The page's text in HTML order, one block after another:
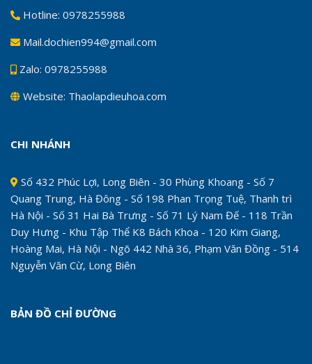
Hotline: 0978255988
Mail.dochien994@gmail.com
Zalo: 0978255988
Website: Thaolapdieuhoa.com
CHI NHÁNH
Số 432 Phúc Lợi, Long Biên - 30 Phùng Khoang - Số 7
Quang Trung, Hà Đông - Số 198 Phan Trọng Tuệ, Thanh trì
Hà Nội - Số 31 Hai Bà Trưng - Số 71 Lý Nam Đế - 118 Trần
Duy Hưng - Khu Tập Thể K8 Bách Khoa - 120 Kim Giang,
Hoàng Mai, Hà Nội - Ngõ 442 Nhà 36, Phạm Văn Đồng - 514
Nguyễn Văn Cừ, Long Biên
BẢN ĐỒ CHỈ ĐƯỜNG